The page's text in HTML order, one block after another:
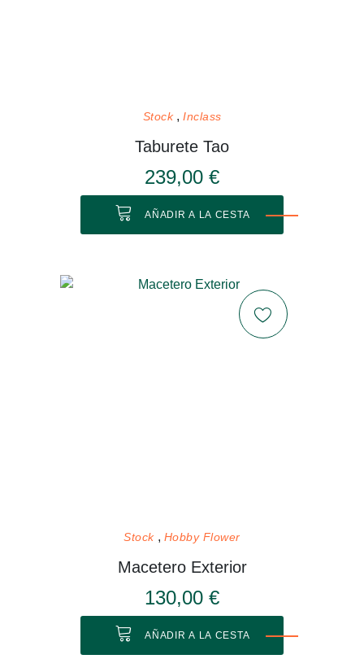
Stock Inclass
Taburete Tao
239,00 €
AÑADIR A LA CESTA
Stock Hobby Flower
Macetero Exterior
130,00 €
AÑADIR A LA CESTA